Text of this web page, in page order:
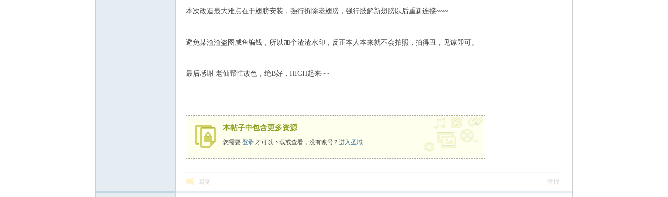
本次改造最大难点在于翅膀安装，强行拆除老翅膀，强行肢解新翅膀以后重新连接~~~
避免某渣渣盗图咸鱼骗钱，所以加个渣渣水印，反正本人本来就不会拍照，拍得丑，见谅即可。
最后感谢 老仙帮忙改色，绝B好，HIGH起来~~
本帖子中包含更多资源
您需要 登录 才可以下载或查看，没有账号？ 进入圣域
x
回复 举报